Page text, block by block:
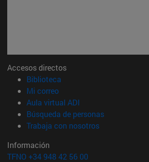
Accesos directos
Biblioteca
Mi correo(abre en nueva ventana)
Aula virtual ADI
Búsqueda de personas(abre en
Trabaja con nosotros(abre en
Información
TFNO +34 948 42 56 00